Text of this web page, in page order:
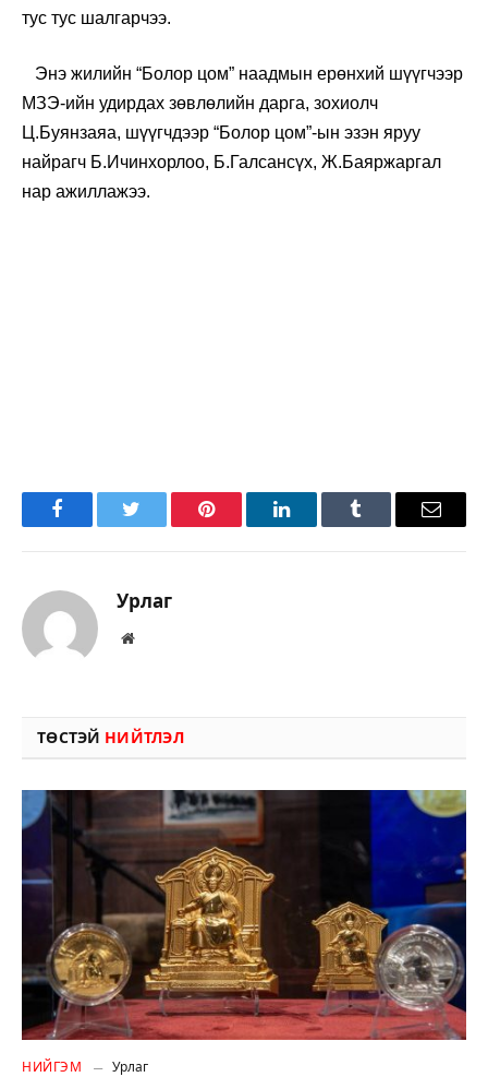
тус тус шалгарчээ.
Энэ жилийн “Болор цом” наадмын ерөнхий шүүгчээр
МЗЭ-ийн удирдах зөвлөлийн дарга, зохиолч
Ц.Буянзаяа, шүүгчдээр “Болор цом”-ын эзэн яруу
найрагч Б.Ичинхорлоо, Б.Галсансүх, Ж.Баяржаргал
нар ажиллажээ.
FacebookTwitter Pinterest LinkedInTumblr Имэйл
Урлаг
Вэбсайт
ТӨСТЭЙ НИЙТЛЭЛ
НИЙГЭМ Урлаг